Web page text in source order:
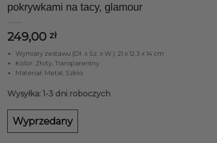
pokrywkami na tacy, glamour
249,00 zł
Wymiary zestawu (Dł. x Sz. x W.): 21 x 12,3 x 14 cm
Kolor: Złoty, Transparentny
Materiał: Metal, Szkło
Wysyłka: 1-3 dni roboczych
Wyprzedany